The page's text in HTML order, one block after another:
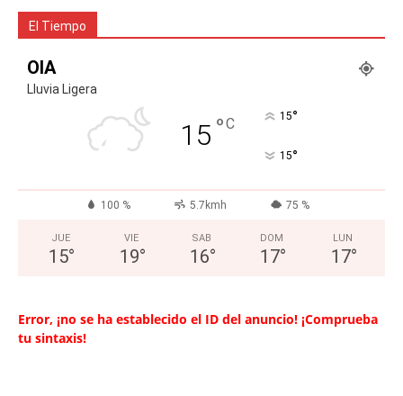
El Tiempo
OIA
Lluvia Ligera
15 °C 15°
15°
100 % 5.7kmh 75 %
JUE
15°
VIE
19°
SAB
16°
DOM
17°
LUN
17°
Error, ¡no se ha establecido el ID del anuncio! ¡Comprueba
tu sintaxis!